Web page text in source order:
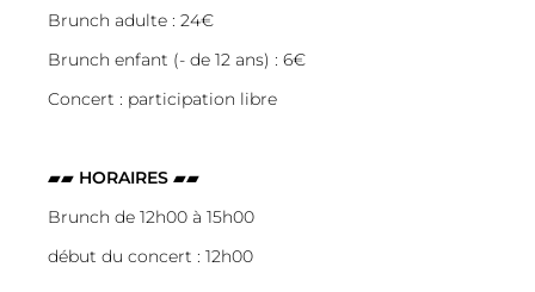
Brunch adulte : 24€
Brunch enfant (- de 12 ans) : 6€
Concert : participation libre
▰▰ HORAIRES ▰▰
Brunch de 12h00 à 15h00
début du concert : 12h00